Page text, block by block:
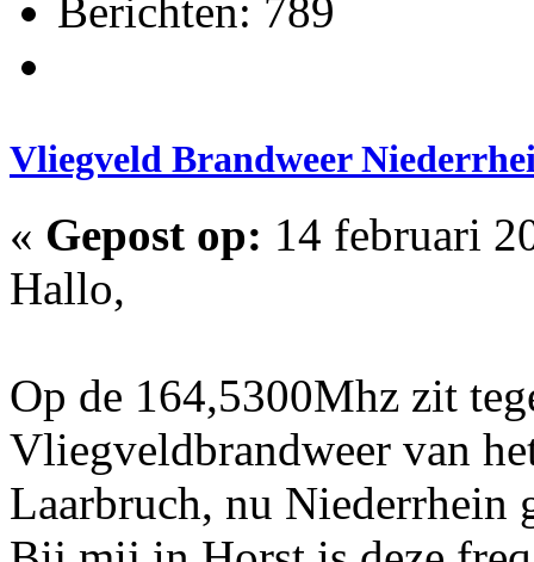
Berichten: 789
Vliegveld Brandweer
« Gepost op: 14 februari
Hallo,
Op de 164,5300Mhz zit
Vliegveldbrandweer van
Laarbruch, nu Niederrhein